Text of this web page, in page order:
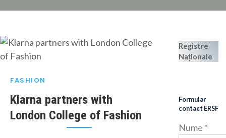
FASHION
Klarna partners with
London College of Fashion
Registre
Naționale
Formular
contact ERSF
Nume *